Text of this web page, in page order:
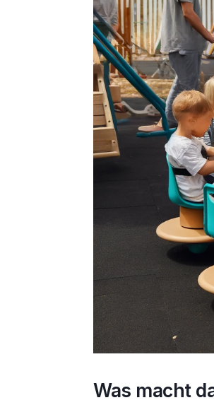
Was macht